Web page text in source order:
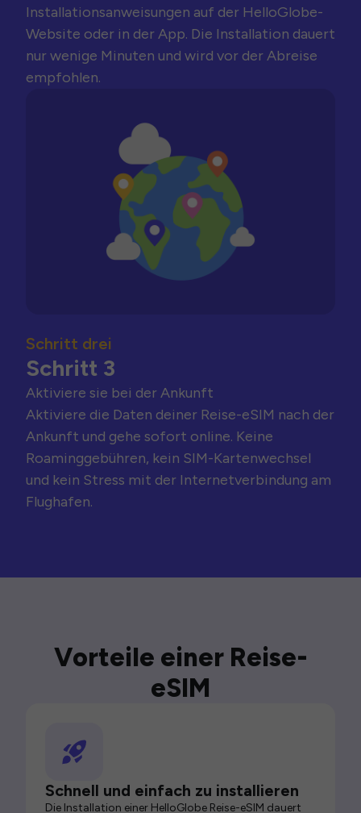
Installationsanweisungen auf der HelloGlobe-
Website oder in der App. Die Installation dauert
nur wenige Minuten und wird vor der Abreise
empfohlen.
Schritt drei
Schritt 3
Aktiviere sie bei der Ankunft
Aktiviere die Daten deiner Reise-eSIM nach der
Ankunft und gehe sofort online. Keine
Roaminggebühren, kein SIM-Kartenwechsel
und kein Stress mit der Internetverbindung am
Flughafen.
Vorteile einer Reise-
eSIM
Schnell und einfach zu installieren
Die Installation einer HelloGlobe Reise-eSIM dauert